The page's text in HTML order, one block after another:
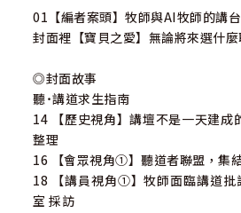
01【編者案頭】牧師與AI牧師的講
封面裡【寶貝之愛】無論將來選什
◎封面故事
聽˙講道求生指南
14 【歷史視角】講壇不是一天建
整理
16 【會眾視角①】聽道者聯盟，集
18 【講員視角①】牧師面臨講道
室 採訪